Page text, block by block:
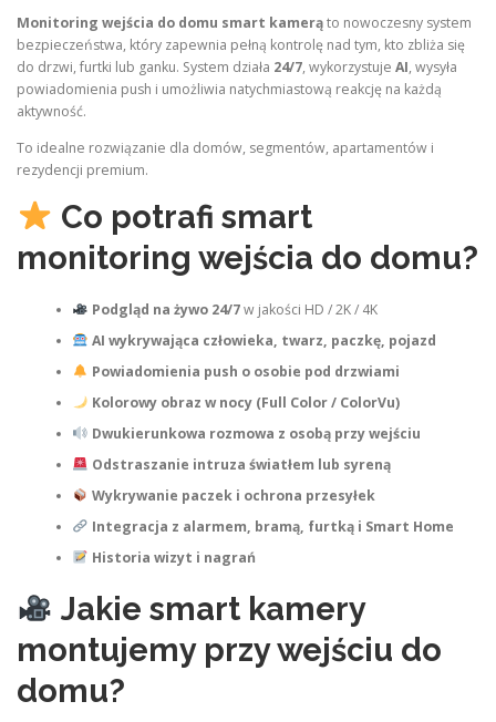
Monitoring wejścia do domu smart kamerąto nowoczesny system
bezpieczeństwa, który zapewnia pełną kontrolę nad tym, kto zbliża się
do drzwi, furtki lub ganku. System działa 24/7, wykorzystuje AI, wysyła
powiadomienia push i umożliwia natychmiastową reakcję na każdą
aktywność.
To idealne rozwiązanie dla domów, segmentów, apartamentów i
rezydencji premium.
Co potrafi smart
monitoring wejścia do domu?
Podgląd na żywo 24/7w jakości HD / 2K / 4K
AI wykrywająca człowieka, twarz, paczkę, pojazd
Powiadomienia push o osobie pod drzwiami
Kolorowy obraz w nocy (Full Color / ColorVu)
Dwukierunkowa rozmowa z osobą przy wejściu
Odstraszanie intruza światłem lub syreną
Wykrywanie paczek i ochrona przesyłek
Integracja z alarmem, bramą, furtką i Smart Home
Historia wizyt i nagrań
Jakie smart kamery
montujemy przy wejściu do
domu?